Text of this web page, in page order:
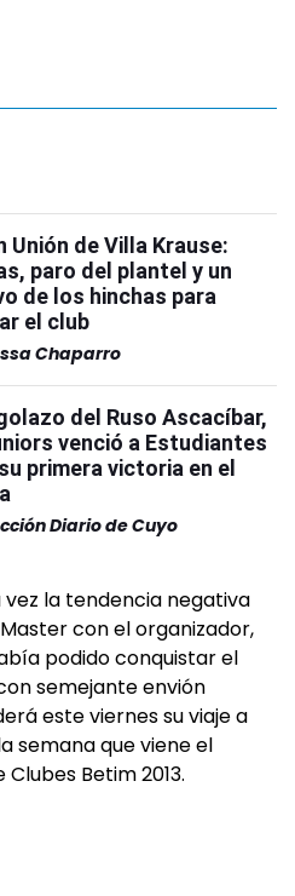
Unión de Villa Krause:
paro del plantel y un
de los hinchas para
el club
Chaparro
del Ruso Ascacíbar,
venció a Estudiantes
primera victoria en el
Diario de Cuyo
la tendencia negativa
con el organizador,
podido conquistar el
semejante envión
este viernes su viaje a
semana que viene el
Betim 2013.